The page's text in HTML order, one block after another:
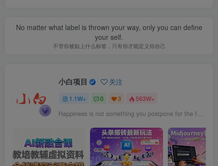
No matter what label is thrown your way, only you can define
your self.
不管你被贴上什么标签，只有你才能定义你自己
小白项目 关注
1.1W+ 0 3 563W+